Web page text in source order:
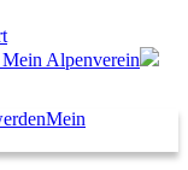
Mein Alpenverein
Mein